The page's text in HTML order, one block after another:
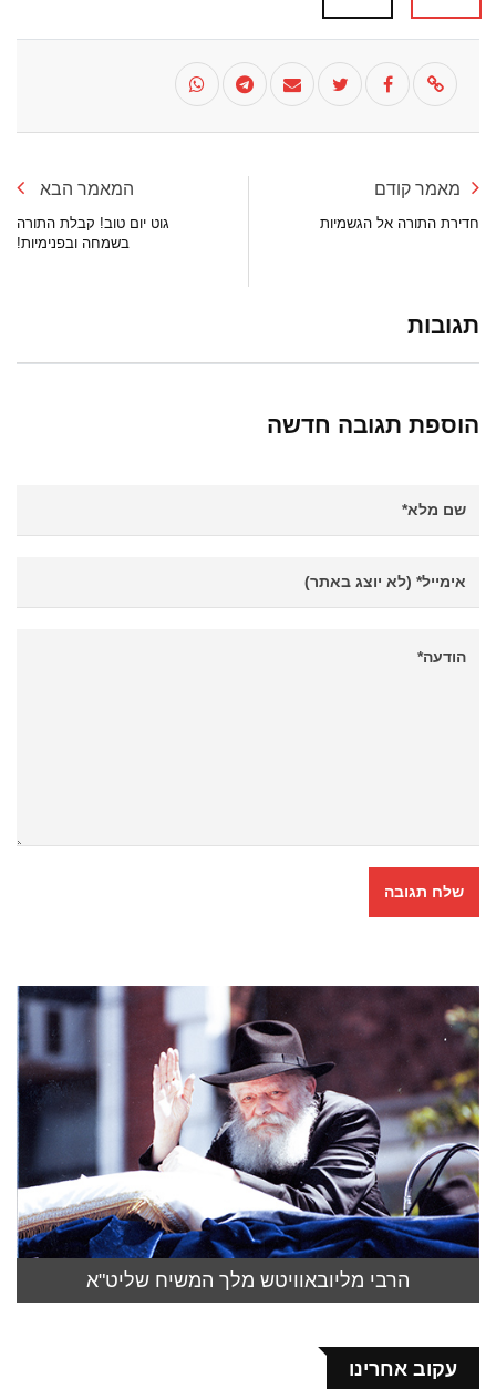
מאמר קודם
חדירת התורה אל הגשמיות
המאמר הבא
גוט יום טוב! קבלת התורה
בשמחה ובפנימיות!
תגובות
הוספת תגובה חדשה
הרבי מליובאוויטש מלך המשיח שליט"א
עקוב אחרינו